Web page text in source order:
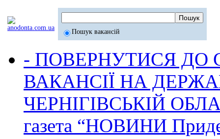
Пошук вакансій
- ПОВЕРНУТИСЯ ДО
ВАКАНСІЇ НА
ЧЕРНІГІВСЬКІЙ
газета “НОВИНИ